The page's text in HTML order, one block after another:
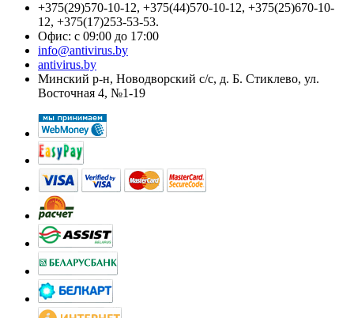
+375(29)570-10-12, +375(44)570-10-12, +375(25)670-10-
12, +375(17)253-53-53.
Офис: с 09:00 до 17:00
info@antivirus.by
antivirus.by
Минский р-н, Новодворский с/с, д. Б. Стиклево, ул.
Восточная 4, №1-19